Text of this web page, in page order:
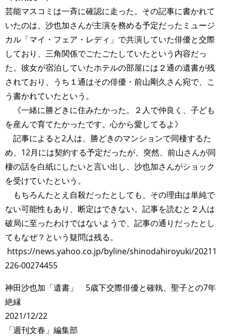
芸能マスコミは一斉に確認に走った。その記事に書かれて
いたのは、沙也加さんが主演を務める予定だったミュージ
カル「マイ・フェア・レディ」で共演していた俳優と交際
しており、三角関係でごたごたしていたという内容だっ
た。彼女が宿泊していたホテルの部屋には２通の遺書が残
されており、うち１通はその俳優・前山剛久さん宛で、こ
う書かれていたという。
《一緒に勝どきに住みたかった。２人で仲良く、子ども
を産んで育てたかったです。心から愛してるよ》
記事によると2人は、勝どきのマンションで同棲するた
め、12月には契約する予定だったが、突然、前山さんが同
棲の話を白紙にしたいと言い出し、沙也加さんがショック
を受けていたという。
もちろんたとえ自殺だったとしても、その理由は単純で
ない可能性もあり、断定はできない。記事を読むと２人は
破局に至ったわけではないようで、記事の通りだったとし
てもなぜ？という疑問は残る。
https://news.yahoo.co.jp/byline/shinodahiroyuki/20211
226-00274455
神田沙也加「遺書」 5歳下交際俳優と確執、聖子との7年
絶縁
2021/12/22
「週刊文春」編集部